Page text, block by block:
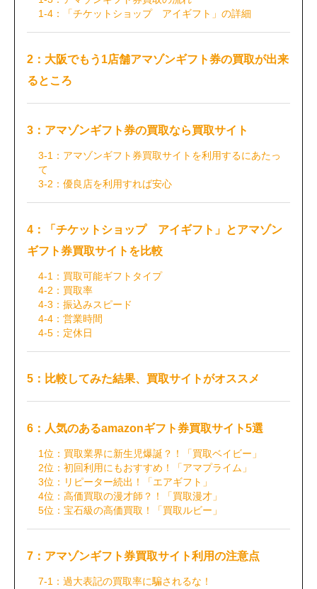
1-4：「チケットショップ アイギフト」の詳細
2：大阪でもう1店舗アマゾンギフト券の買取が出来
るところ
3：アマゾンギフト券の買取なら買取サイト
3-1：アマゾンギフト券買取サイトを利用するにあたっ
て
3-2：優良店を利用すれば安心
4：「チケットショップ アイギフト」とアマゾン
ギフト券買取サイトを比較
4-1：買取可能ギフトタイプ
4-2：買取率
4-3：振込みスピード
4-4：営業時間
4-5：定休日
5：比較してみた結果、買取サイトがオススメ
6：人気のあるamazonギフト券買取サイト5選
1位：買取業界に新生児爆誕？！「買取ベイビー」
2位：初回利用にもおすすめ！「アマプライム」
3位：リピーター続出！「エアギフト」
4位：高価買取の漫才師？！「買取漫才」
5位：宝石級の高価買取！「買取ルビー」
7：アマゾンギフト券買取サイト利用の注意点
7-1：過大表記の買取率に騙されるな！